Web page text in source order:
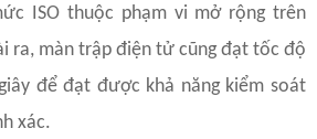
ISO thuộc phạm vi mở rộng trên
ra, màn trập điện tử cũng đạt tốc độ
để đạt được khả năng kiểm soát
xác.